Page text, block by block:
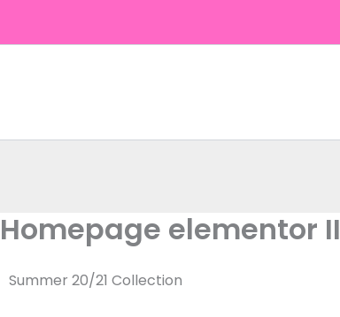
Homepage elementor II
Summer 20/21 Collection